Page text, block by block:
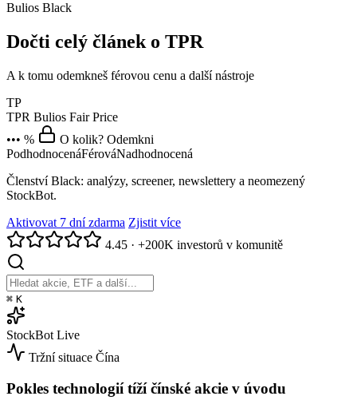
Bulios Black
Dočti celý článek o TPR
A k tomu odemkneš férovou cenu a další nástroje
TP
TPR Bulios Fair Price
••• %
O kolik? Odemkni
PodhodnocenáFérováNadhodnocená
Členství Black: analýzy, screener, newslettery a neomezený
StockBot.
Aktivovat 7 dní zdarma Zjistit více
4.45 · +200K investorů v komunitě
⌘ K
StockBot Live
Tržní situace Čína
Pokles technologií tíží čínské akcie v úvodu